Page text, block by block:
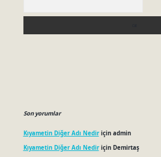
Son yorumlar
Kıyametin Diğer Adı Nediriçin admin
Kıyametin Diğer Adı Nediriçin Demirtaş